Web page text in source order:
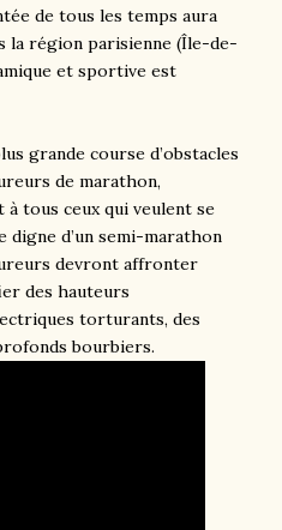
de tous les temps aura
la région parisienne (Île-de-
et sportive est
grande course d’obstacles
de marathon,
tous ceux qui veulent se
digne d’un semi-marathon
devront affronter
des hauteurs
torturants, des
bourbiers.